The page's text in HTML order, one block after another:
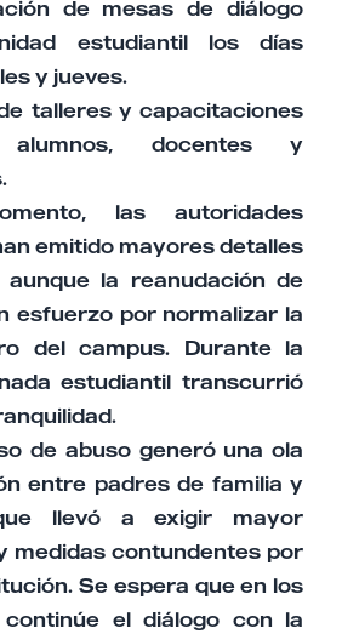
de mesas de diálogo
estudiantil los días
y jueves.
talleres y capacitaciones
docentes y
las autoridades
emitido mayores detalles
la reanudación de
esfuerzo por normalizar la
del campus. Durante la
estudiantil transcurrió
de abuso generó una ola
entre padres de familia y
llevó a exigir mayor
medidas contundentes por
Se espera que en los
el diálogo con la